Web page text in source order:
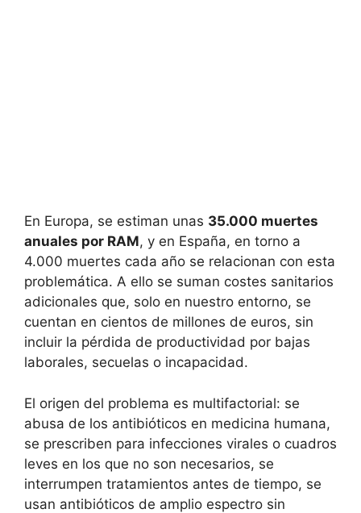
En Europa, se estiman unas 35.000 muertes
anuales por RAM, y en España, en torno a
4.000 muertes cada año se relacionan con esta
problemática. A ello se suman costes sanitarios
adicionales que, solo en nuestro entorno, se
cuentan en cientos de millones de euros, sin
incluir la pérdida de productividad por bajas
laborales, secuelas o incapacidad.
El origen del problema es multifactorial: se
abusa de los antibióticos en medicina humana,
se prescriben para infecciones virales o cuadros
leves en los que no son necesarios, se
interrumpen tratamientos antes de tiempo, se
usan antibióticos de amplio espectro sin